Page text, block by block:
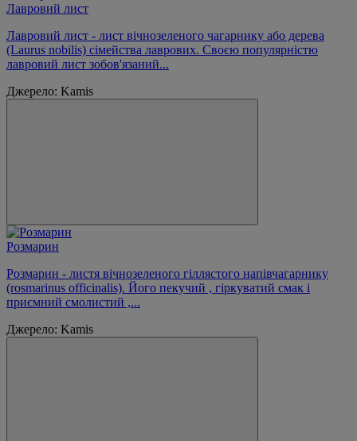
Лавровий лист
Лавровий лист - лист вічнозеленого чагарнику або дерева
(Laurus nobilis) сімейства лаврових. Своєю популярністю
лавровий лист зобов'язаний...
Джерело: Kamis
Розмарин
Розмарин - листя вічнозеленого гіллястого напівчагарнику
(rosmarinus officinalis). Його пекучий , гіркуватий смак і
приємний смолистий ,...
Джерело: Kamis